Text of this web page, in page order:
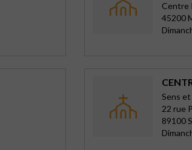
Centre
45200
Sens
22 rue
89100